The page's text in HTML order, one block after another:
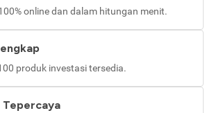
online dan dalam hitungan menit.
produk investasi tersedia.